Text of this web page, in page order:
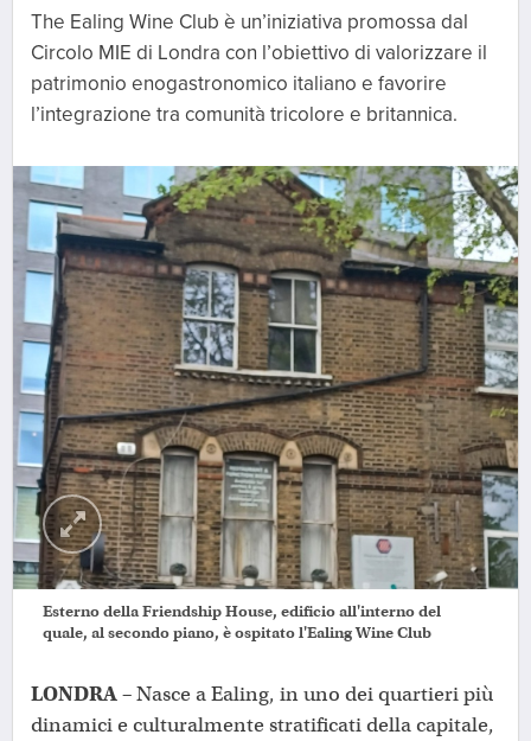
The Ealing Wine Club è un’iniziativa promossa dal
Circolo MIE di Londra con l’obiettivo di valorizzare il
patrimonio enogastronomico italiano e favorire
l’integrazione tra comunità tricolore e britannica.
Esterno della Friendship House, edificio all'interno del
quale, al secondo piano, è ospitato l'Ealing Wine Club
LONDRA –Nasce a Ealing, in uno dei quartieri più
dinamici e culturalmente stratificati della capitale,